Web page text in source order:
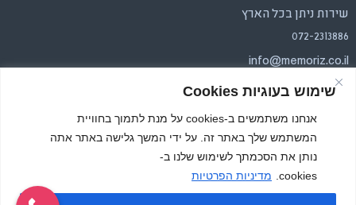
שימוש בעוגיות Cookies
אנחנו משתמשים ב-cookies על מנת לתמוך בחוויית
המשתמש שלך באתר זה. על ידי המשך גלישה באתר אתה
נותן את הסכמתך לשימוש שלנו ב-
cookies.
מדיניות הפרטיות
שירות ניתן בכל הארץ
072-2313886
info@memoriz.co.il
איסוף והחזרה בכל הארץ.
משלוחים בפריסה ארצית